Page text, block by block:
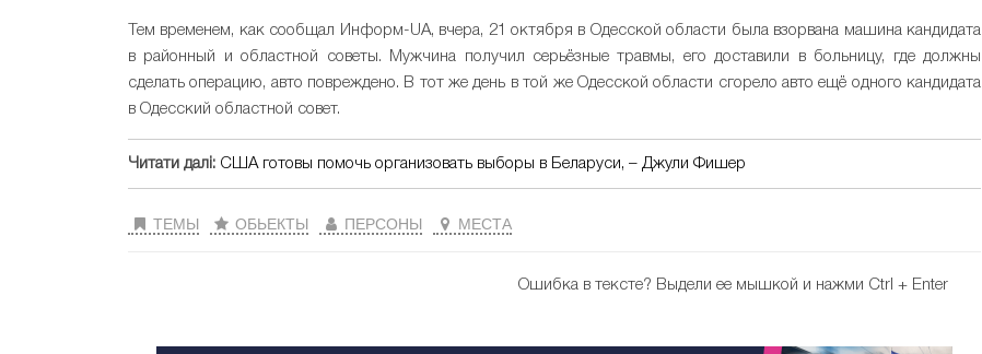
Тем временем, как сообщал Информ-UA, вчера, 21 октября в Одесской области была взорвана машина кандидата
в районный и областной советы. Мужчина получил серьёзные травмы, его доставили в больницу, где должны
сделать операцию, авто повреждено. В тот же день в той же Одесской области сгорело авто ещё одного кандидата
в Одесский областной совет.
Читати далі: США готовы помочь организовать выборы в Беларуси, – Джули Фишер
ТЕМЫ ОБЬЕКТЫ ПЕРСОНЫ МЕСТА
Ошибка в тексте? Выдели ее мышкой и нажми Ctrl + Enter